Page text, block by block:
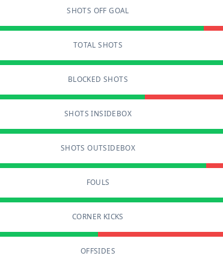
SHOTS OFF GOAL
TOTAL SHOTS
BLOCKED SHOTS
SHOTS INSIDEBOX
SHOTS OUTSIDEBOX
FOULS
CORNER KICKS
OFFSIDES